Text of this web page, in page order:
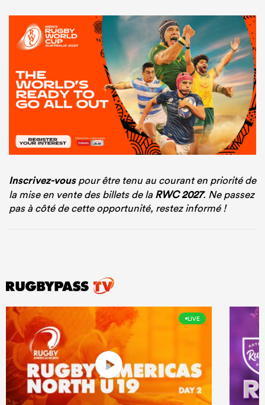
Inscrivez-vouspour être tenu au courant en priorité de
la mise en vente des billets de laRWC 2027. Ne passez
pas à côté de cette opportunité, restez informé !
LIVE